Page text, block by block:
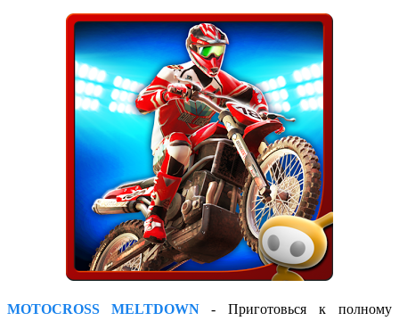
MOTOCROSS MELTDOWN - Приготовься к полному